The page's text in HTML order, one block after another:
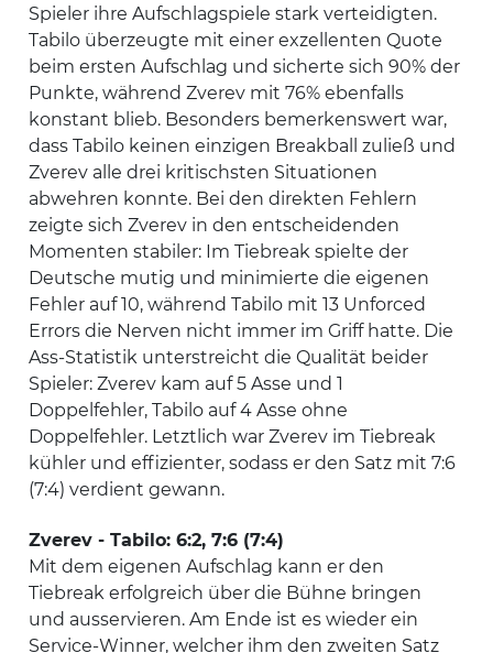
Spieler ihre Aufschlagspiele stark verteidigten.
Tabilo überzeugte mit einer exzellenten Quote
beim ersten Aufschlag und sicherte sich 90% der
Punkte, während Zverev mit 76% ebenfalls
konstant blieb. Besonders bemerkenswert war,
dass Tabilo keinen einzigen Breakball zuließ und
Zverev alle drei kritischsten Situationen
abwehren konnte. Bei den direkten Fehlern
zeigte sich Zverev in den entscheidenden
Momenten stabiler: Im Tiebreak spielte der
Deutsche mutig und minimierte die eigenen
Fehler auf 10, während Tabilo mit 13 Unforced
Errors die Nerven nicht immer im Griff hatte. Die
Ass-Statistik unterstreicht die Qualität beider
Spieler: Zverev kam auf 5 Asse und 1
Doppelfehler, Tabilo auf 4 Asse ohne
Doppelfehler. Letztlich war Zverev im Tiebreak
kühler und effizienter, sodass er den Satz mit 7:6
(7:4) verdient gewann.
Zverev - Tabilo: 6:2, 7:6 (7:4)
Mit dem eigenen Aufschlag kann er den
Tiebreak erfolgreich über die Bühne bringen
und ausservieren. Am Ende ist es wieder ein
Service-Winner, welcher ihm den zweiten Satz